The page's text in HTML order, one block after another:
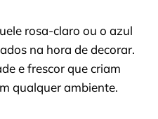
rosa-claro ou o azul
na hora de decorar.
e frescor que criam
qualquer ambiente.